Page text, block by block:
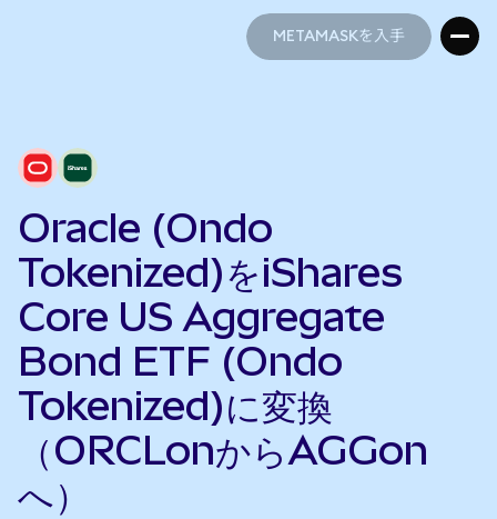
METAMASKを入手
Oracle (Ondo
Tokenized)をiShares
Core US Aggregate
Bond ETF (Ondo
Tokenized)に変換
（ORCLonからAGGon
へ）